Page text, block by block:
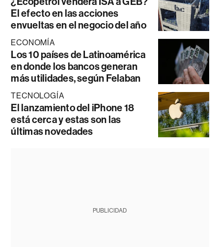
El efecto en las acciones
envueltas en el negocio del año
ECONOMÍA
Los 10 países de Latinoamérica
en donde los bancos generan
más utilidades, según Felaban
TECNOLOGÍA
El lanzamiento del iPhone 18
está cerca y estas son las
últimas novedades
PUBLICIDAD